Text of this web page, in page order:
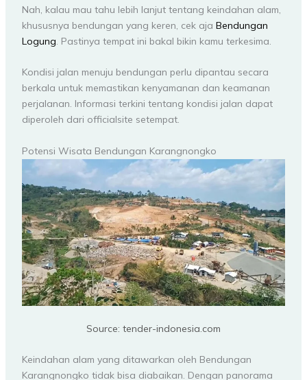
Nah, kalau mau tahu lebih lanjut tentang keindahan alam,
khususnya bendungan yang keren, cek aja Bendungan
Logung. Pastinya tempat ini bakal bikin kamu terkesima.
Kondisi jalan menuju bendungan perlu dipantau secara
berkala untuk memastikan kenyamanan dan keamanan
perjalanan. Informasi terkini tentang kondisi jalan dapat
diperoleh dari officialsite setempat.
Potensi Wisata Bendungan Karangnongko
Source: tender-indonesia.com
Keindahan alam yang ditawarkan oleh Bendungan
Karangnongko tidak bisa diabaikan. Dengan panorama